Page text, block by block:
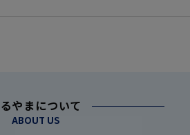
やまについて
ABOUT US